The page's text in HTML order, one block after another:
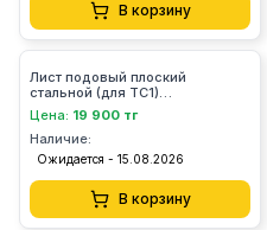
В корзину
Лист подовый плоский
стальной (для ТС1)
660*600*12,5 В235.00.00.000
Цена: 19 900 тг
Наличие:
Ожидается - 15.08.2026
В корзину